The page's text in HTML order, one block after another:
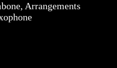
Arrangements